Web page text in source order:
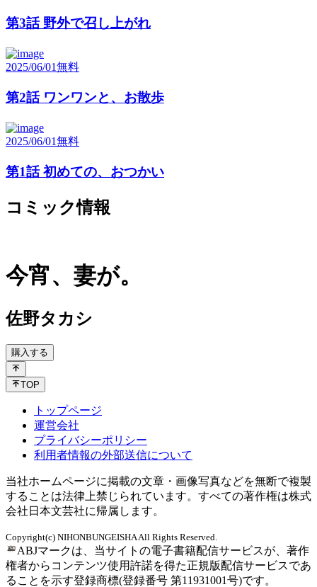
第3話 野外で召し上がれ
2025/06/01無料
第2話 ワンワンと、お散歩
2025/06/01無料
第1話 初めての、おつかい
コミック情報
今宵、妻が。
佐野タカシ
購入する
TOP
トップページ
運営会社
プライバシーポリシー
利用者情報の外部送信について
当社ホームページに掲載の文章・画像写真などを無断で複製
することは法律上禁じられています。すべての著作権は株式
会社日本文芸社に帰属します。
Copyright(c) NIHONBUNGEISHA All Rights Reserved.
ABJマークは、当サイトの電子書籍配信サービスが、著作
権者からコンテンツ使用許諾を得た正規版配信サービスであ
ることを示す登録商標(登録番号 第11931001号)です。